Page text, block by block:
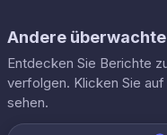
Andere
Entdecken Sie Berichte
verfolgen. Klicken Sie
sehen.